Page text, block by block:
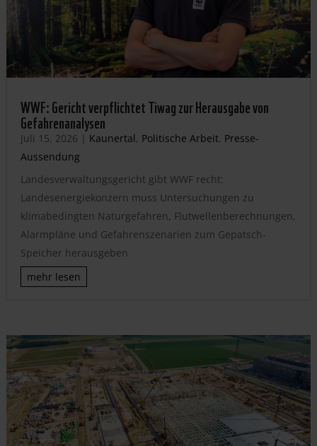
WWF: Gericht verpflichtet Tiwag zur Herausgabe von
Gefahrenanalysen
Juli 15, 2026 | Kaunertal, Politische Arbeit, Presse-
Aussendung
Landesverwaltungsgericht gibt WWF recht:
Landesenergiekonzern muss Untersuchungen zu
klimabedingten Naturgefahren, Flutwellenberechnungen,
Alarmpläne und Gefahrenszenarien zum Gepatsch-
Speicher herausgeben
mehr lesen